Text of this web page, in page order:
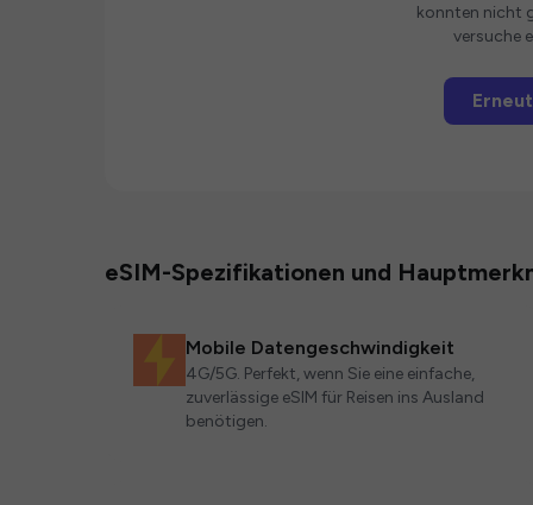
konnten nicht
versuche
eSIM-Spezifikationen und
Mobile Datengeschwindigkeit
4G/5G. Perfekt, wenn Sie eine einfache,
zuverlässige eSIM für Reisen ins Ausland
benötigen.